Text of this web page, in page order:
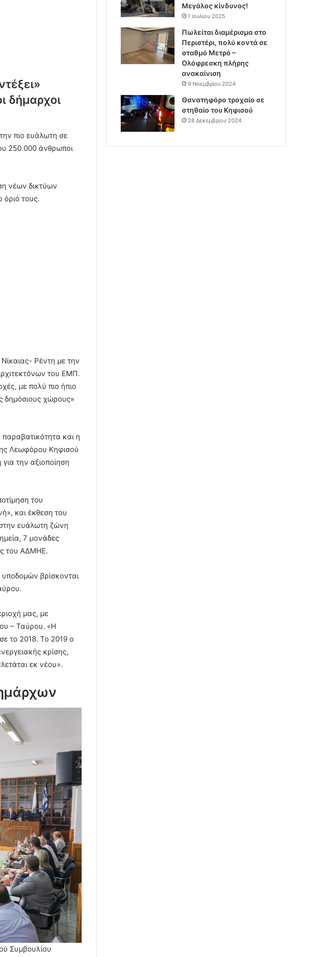
δήμαρχοι
πιο ευάλωτη σε
250.000 άνθρωποι
νέων δικτύων
όριό τους.
Ρέντη με την
του ΕΜΠ.
με πολύ πιο ήπιο
δημόσιους χώρους»
και η
Λεωφόρου Κηφισού
την αξιοποίηση
του
και έκθεση του
ευάλωτη ζώνη
7 μονάδες
του ΑΔΜΗΕ.
βρίσκονται
μας, με
– Ταύρου. «Η
το 2018. Το 2019 ο
κρίσης,
εκ νέου».
Συμβουλίου
Μεγάλος κίνδυνος!
1 Ιουλίου 2025
Πωλείται διαμέρισμα στο
Περιστέρι, πολύ κοντά σε
σταθμό Μετρό –
Ολόφρεσκη πλήρης
ανακαίνιση
9 Νοεμβρίου 2024
Θανατηφόρο τροχαίο σε
στηθαίο του Κηφισού
28 Δεκεμβρίου 2024